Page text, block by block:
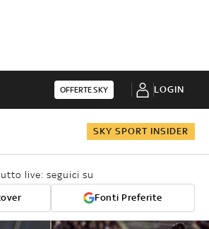
OFFERTE SKY LOGIN
SKY SPORT INSIDER
live: seguici su
Fonti Preferite